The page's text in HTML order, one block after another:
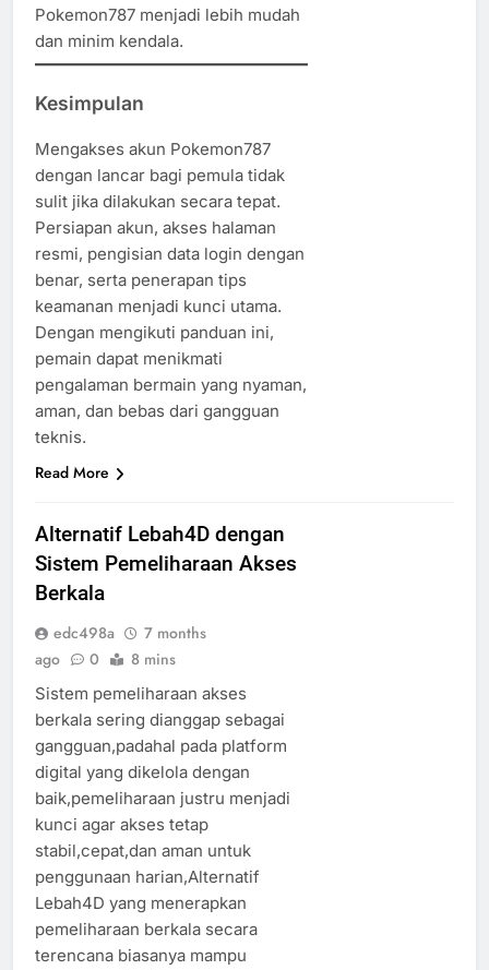
Pokemon787 menjadi lebih mudah
dan minim kendala.
Kesimpulan
Mengakses akun Pokemon787
dengan lancar bagi pemula tidak
sulit jika dilakukan secara tepat.
Persiapan akun, akses halaman
resmi, pengisian data login dengan
benar, serta penerapan tips
keamanan menjadi kunci utama.
Dengan mengikuti panduan ini,
pemain dapat menikmati
pengalaman bermain yang nyaman,
aman, dan bebas dari gangguan
teknis.
Read More
Alternatif Lebah4D dengan
Sistem Pemeliharaan Akses
Berkala
edc498a
7 months
ago
0 8 mins
Sistem pemeliharaan akses
berkala sering dianggap sebagai
gangguan,padahal pada platform
digital yang dikelola dengan
baik,pemeliharaan justru menjadi
kunci agar akses tetap
stabil,cepat,dan aman untuk
penggunaan harian,Alternatif
Lebah4D yang menerapkan
pemeliharaan berkala secara
terencana biasanya mampu